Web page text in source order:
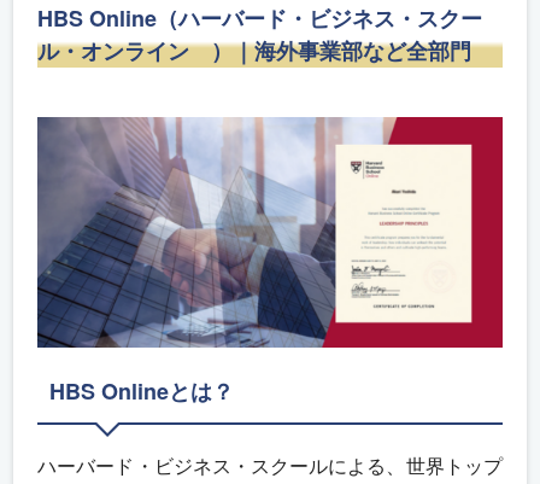
HBS Online（ハーバード・ビジネス・スクー
ル・オンライン ）｜海外事業部など全部門
HBS Onlineとは？
ハーバード・ビジネス・スクールによる、世界トップ